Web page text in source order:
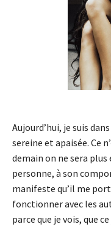
Aujourd’hui, je suis
sereine et apaisée. Ce
demain on ne sera
personne, à son
manifeste qu’il me
fonctionner avec les
parce que je vois, que